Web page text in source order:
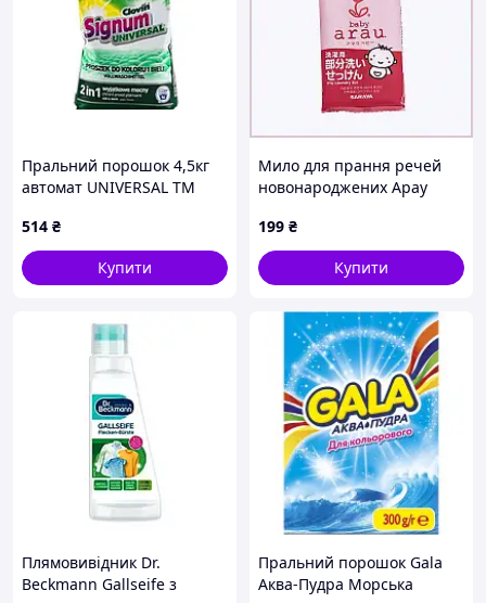
Пральний порошок 4,5кг
автомат UNIVERSAL ТМ
514 ₴
Купити
Мило для прання речей
новонароджених Арау
199 ₴
Купити
Плямовивідник Dr.
Beckmann Gallseife з
Пральний порошок Gala
Аква-Пудра Морська